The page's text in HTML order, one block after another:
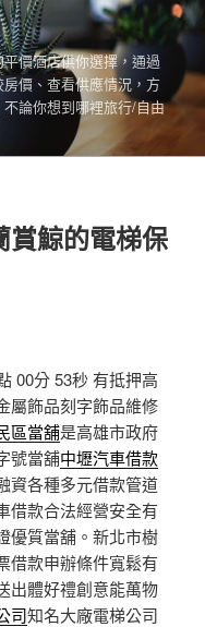
價酒店供你選擇，通過
價、查看供應情況，方
論你想到哪裡旅行/自由
賞鯨的電梯保
00分 53秒 有抵押高
屬飾品刻字飾品維修
區當舖是高雄市政府
號當舖中壢汽車借款
資各種多元借款管道
借款合法經營安全有
優質當舖。新北市樹
借款申辦條件寬鬆有
出體好禮創意能萬物
司知名大廠電梯公司